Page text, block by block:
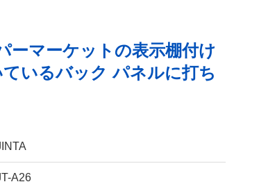
ーマーケットの表示棚付け
いるバック パネルに打ち
A26